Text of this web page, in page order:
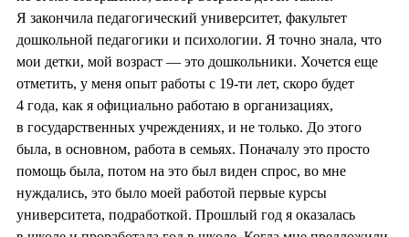
Я закончила педагогический университет, факультет
дошкольной педагогики и психологии. Я точно знала, что
мои детки, мой возраст — это дошкольники. Хочется еще
отметить, у меня опыт работы с 19-ти лет, скоро будет
4 года, как я официально работаю в организациях,
в государственных учреждениях, и не только. До этого
была, в основном, работа в семьях. Поначалу это просто
помощь была, потом на это был виден спрос, во мне
нуждались, это было моей работой первые курсы
университета, подработкой. Прошлый год я оказалась